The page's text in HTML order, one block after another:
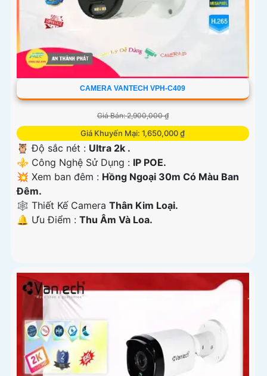
CAMERA VANTECH VPH-C409
Giá Bán: 2,900,000 ₫
Giá Khuyến Mại: 1,650,000 ₫
🦉 Độ sắc nét : Ultra 2k .
⚜️ Công Nghệ Sử Dụng : IP POE.
💥 Xem ban đêm : Hồng Ngoại 30m Có Màu Ban
Đêm.
🕸️ Thiết Kế Camera Thân Kim Loại.
️🔔 Ưu Điểm : Thu Âm Và Loa.